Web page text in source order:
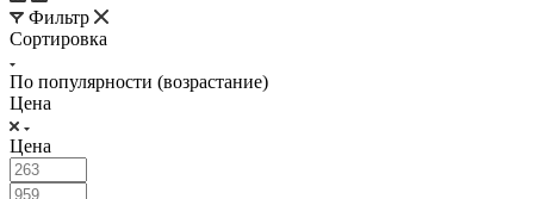
Фильтр
Сортировка
По популярности (возрастание)
Цена
Цена